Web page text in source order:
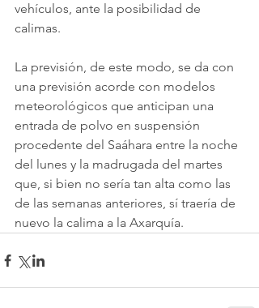
vehículos, ante la posibilidad de
calimas.
La previsión, de este modo, se da con
una previsión acorde con modelos
meteorológicos que anticipan una
entrada de polvo en suspensión
procedente del Saáhara entre la noche
del lunes y la madrugada del martes
que, si bien no sería tan alta como las
de las semanas anteriores, sí traería de
nuevo la calima a la Axarquía.